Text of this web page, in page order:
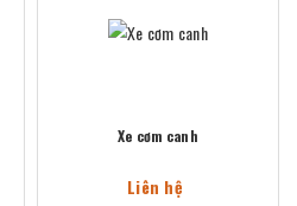
Xe cơm canh
Liên hệ